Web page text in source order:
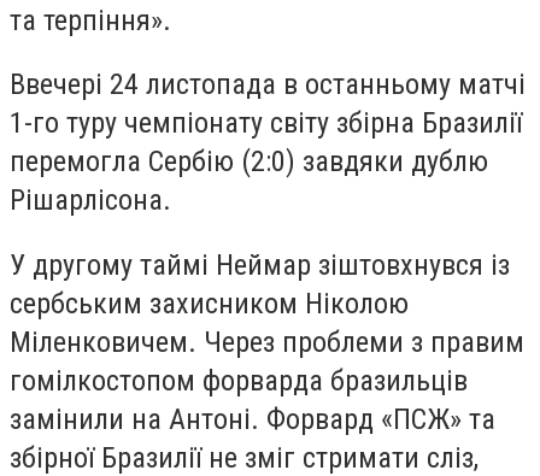
та терпіння».
Ввечері 24 листопада в останньому матчі
1-го туру чемпіонату світу збірна Бразилії
перемогла Сербію (2:0) завдяки дублю
Рішарлісона.
У другому таймі Неймар зіштовхнувся із
сербським захисником Ніколою
Міленковичем. Через проблеми з правим
гомілкостопом форварда бразильців
замінили на Антоні. Форвард «ПСЖ» та
збірної Бразилії не зміг стримати сліз,